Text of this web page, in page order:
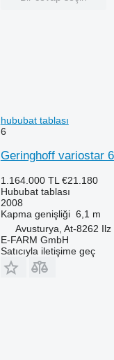
hububat tablası
6
Geringhoff variostar
1.164.000 TL €21.180
Hububat tablası
2008
Kapma genişliği 6,1 m
Avusturya, At-8262 Ilz
E-FARM GmbH
Satıcıyla iletişime geç